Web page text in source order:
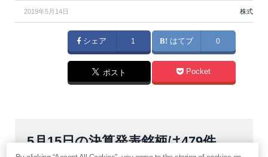
2019年5月14日 株式
シェア 1 はてブ 0
ポスト Pocket
5月15日の決算発表銘柄は479件。